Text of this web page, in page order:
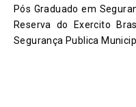
Pós Graduado em
Reserva do Exercito
Segurança Publica